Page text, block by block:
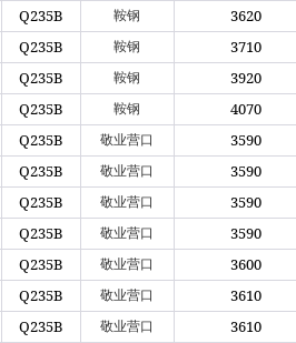
Q235B 鞍钢 3620
Q235B 鞍钢 3710
Q235B 鞍钢 3920
Q235B 鞍钢 4070
Q235B 敬业营口 3590
Q235B 敬业营口 3590
Q235B 敬业营口 3590
Q235B 敬业营口 3590
Q235B 敬业营口 3600
Q235B 敬业营口 3610
Q235B 敬业营口 3610